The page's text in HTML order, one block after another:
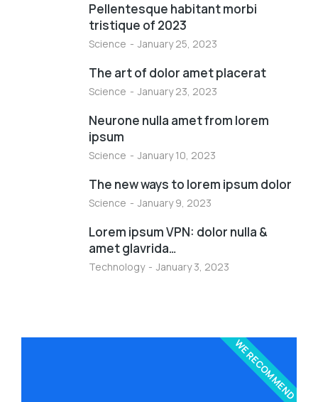
Pellentesque habitant morbi
tristique of 2023
Science January 25, 2023
The art of dolor amet placerat
Science January 23, 2023
Neurone nulla amet from lorem
ipsum
Science January 10, 2023
The new ways to lorem ipsum dolor
Science January 9, 2023
Lorem ipsum VPN: dolor nulla &
amet glavrida…
Technology January 3, 2023
WE RECOMMEND